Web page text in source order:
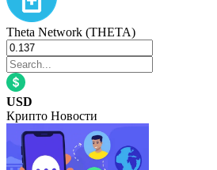
Theta Network (THETA)
USD
Крипто Новости